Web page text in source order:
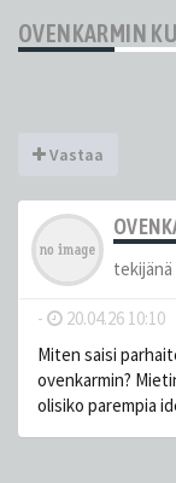
OVENKARMIN
Vastaa
tekijänä
- 20.04.26 10:10
Miten saisi
ovenkarmin?
olisiko parempia